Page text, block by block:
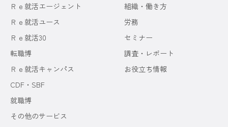
Ｒｅ就活エージェント
Ｒｅ就活ユース
Ｒｅ就活30
転職博
Ｒｅ就活キャンパス
CDF・SBF
就職博
その他のサービス
組織・働き方
労務
セミナー
調査・レポート
お役立ち情報